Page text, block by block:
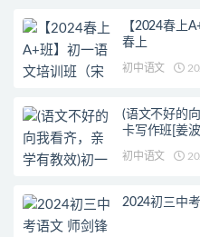
【2024春上
春上
初中语文
(语文不好的
卡写作班[姜波
初中语文
2024初三中